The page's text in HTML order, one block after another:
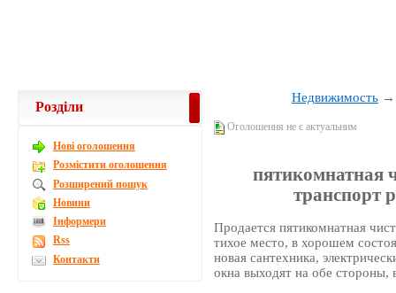
Недвижимость
Оголошення не є актуальним
пятикомнатная
транспорт
Продается пятикомнатная
тихое место, в хорошем
новая сантехника,
окна выходят на обе стороны,
Розділи
Новi оголошення
Розмістити оголошення
Розширений пошук
Новини
Інформери
Rss
Контакти